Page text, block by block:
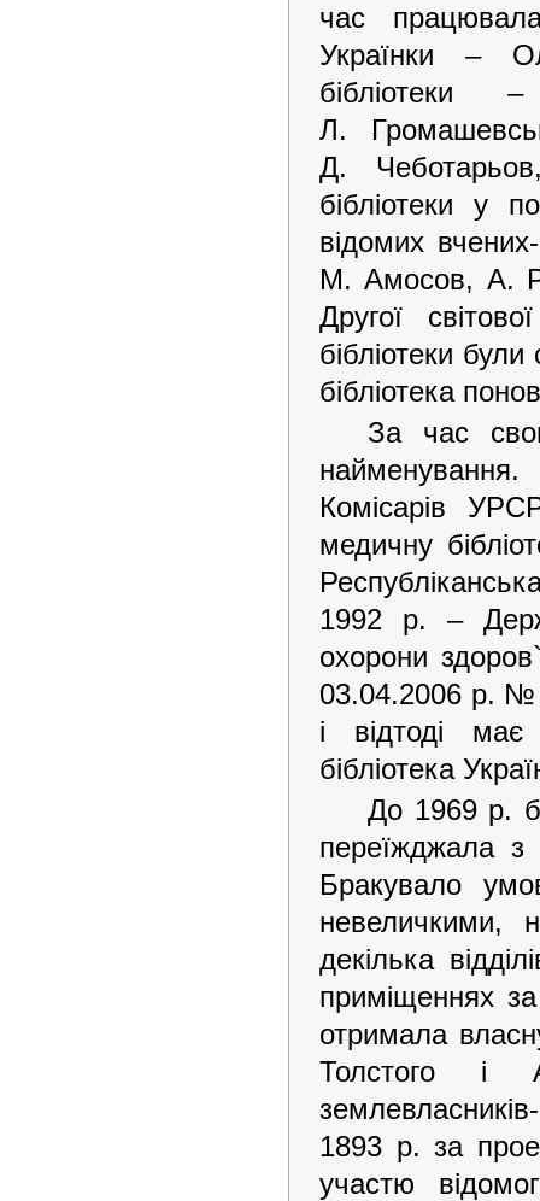
час
Українки –
бібліотеки
Л.
Д.
бібліотеки у
відомих
М. Амосов, А.
Другої
бібліотеки
бібліотека
За час
Комісарів
медичну
1992 р. –
охорони
03.04.2006 р. №
і відтоді
бібліотека
До 1969 р.
переїжджала з
Бракувало
невеличкими,
декілька
приміщеннях
отримала
Толстого і
1893 р. за
участю